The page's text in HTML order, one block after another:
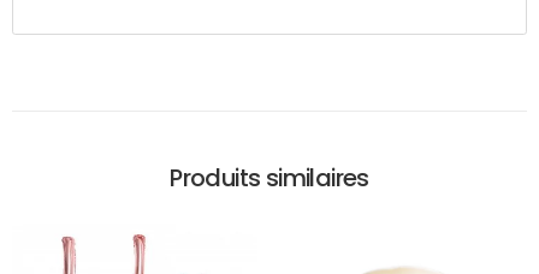
Produits similaires